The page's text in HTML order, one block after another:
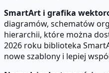
SmartArt i grafika
diagramów, schematów
hierarchii, które można
2026 roku biblioteka
nowe szablony i lepiej